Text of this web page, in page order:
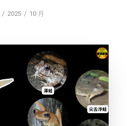
2025 10 月